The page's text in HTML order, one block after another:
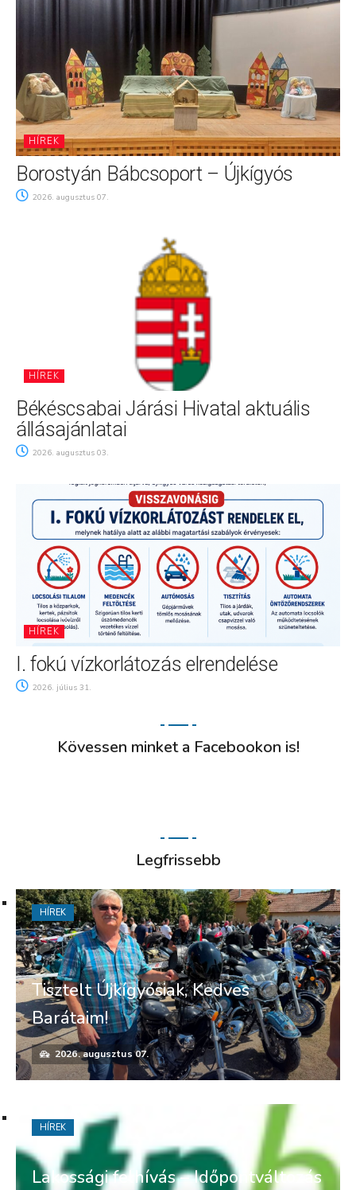
HÍREK
Borostyán Bábcsoport – Újkígyós
2026. augusztus 07.
HÍREK
Békéscsabai Járási Hivatal aktuális
állásajánlatai
2026. augusztus 03.
HÍREK
I. fokú vízkorlátozás elrendelése
2026. július 31.
Kövessen minket a Facebookon is!
Legfrissebb
Tisztelt Újkígyósiak, Kedves
Barátaim!
2026. augusztus 07.
HÍREK
Lakossági felhívás – Időpontváltozás
HÍREK